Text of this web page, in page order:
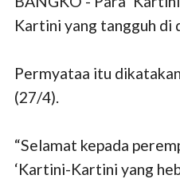
Kartini yang tangguh di
Permyataa itu dikatakan
(27/4).
“Selamat kepada
‘Kartini-Kartini yang